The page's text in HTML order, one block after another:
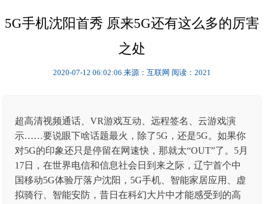
5G手机沈阳首秀 原来5G还有这么多的厉害
之处
2020-07-12 06:02:06 来源：互联网 阅读：2021
超高清视频通话、VR游戏互动、远程签名、云游戏演
示……要说眼下啥话题最火，除了5G，还是5G。如果你
对5G的印象还只是停留在网速快，那就太“OUT”了。5月
17日，在世界电信和信息社会日到来之际，辽宁首个中
国移动5G体验厅落户沈阳，5G手机、智能家居应用、虚
拟骑行、智能安防，昔日在科幻大片中才能感受到的高